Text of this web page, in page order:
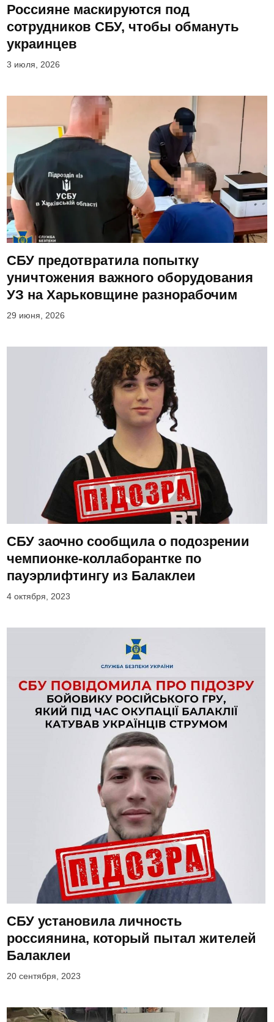
Россияне маскируются под
сотрудников СБУ, чтобы обмануть
украинцев
3 июля, 2026
СБУ предотвратила попытку
уничтожения важного оборудования
УЗ на Харьковщине разнорабочим
29 июня, 2026
СБУ заочно сообщила о подозрении
чемпионке-коллаборантке по
пауэрлифтингу из Балаклеи
4 октября, 2023
СБУ установила личность
россиянина, который пытал жителей
Балаклеи
20 сентября, 2023